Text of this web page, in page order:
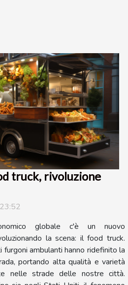
truck, rivoluzione
globale c'è un nuovo
la scena: il food truck.
ambulanti hanno ridefinito la
portando alta qualità e varietà
nelle strade delle nostre città.